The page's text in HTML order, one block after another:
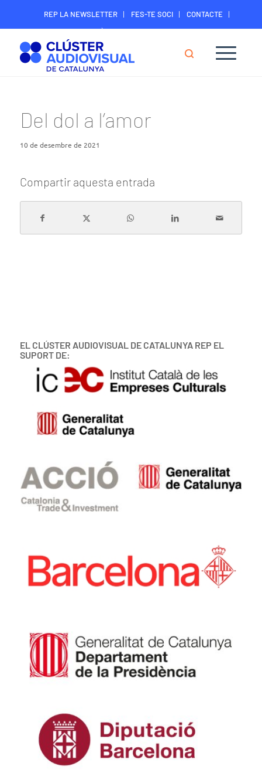
REP LA NEWSLETTER FES-TE SOCI
CONTACTE
ÀREA DIGITAL SOCIS
Del dol a l’amor
10 de desembre de 2021
Compartir aquesta entrada
EL CLÚSTER AUDIOVISUAL DE CATALUNYA REP EL
SUPORT DE: